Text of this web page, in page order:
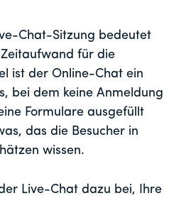
Chat-Sitzung bedeutet
für die
ist der Online-Chat ein
bei dem keine Anmeldung
Formulare ausgefüllt
das die Besucher in
wissen.
Live-Chat dazu bei, Ihre